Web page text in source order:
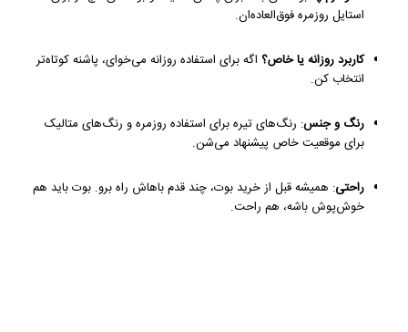
استایل روزمره فوق‌العاده‌ان.
کاربرد روزانه یا خاص؟ اگه برای استفاده روزانه می‌خوای، پاشنه کوتاه‌تر
انتخاب کن.
رنگ و جنس: رنگ‌های تیره برای استفاده روزمره و رنگ‌های متالیک
برای موقعیت خاص پیشنهاد می‌شن.
راحتی: همیشه قبل از خرید بوت، چند قدم باهاش راه برو. بوت باید هم
خوش‌پوش باشه، هم راحت.